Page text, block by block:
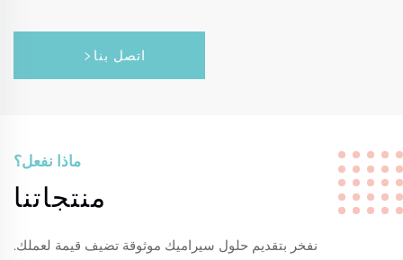
اتصل بنا
ماذا نفعل؟
منتجاتنا
نفخر بتقديم حلول سيراميك موثوقة تضيف قيمة لعملك.